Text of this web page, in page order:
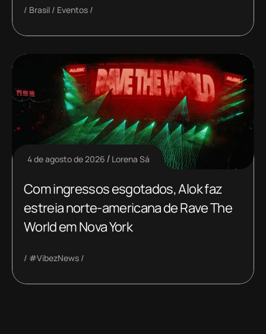
Brasil Eventos
4 de agosto de 2026 Lorena Sá
Com ingressos esgotados, Alok faz
estreia norte-americana de Rave The
World em Nova York
#VibezNews